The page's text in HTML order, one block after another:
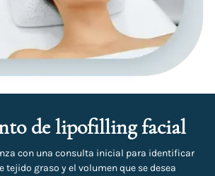
de lipofilling facial
con una consulta inicial para identificar
tejido graso y el volumen que se desea